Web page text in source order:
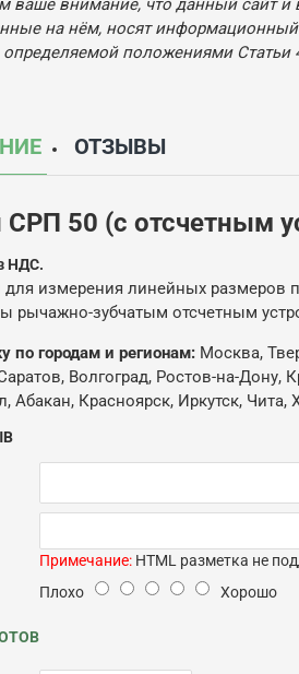
ваше внимание, что данный сайт и
на нём, носят информационный
определяемой положениями Статьи
ОТЗЫВЫ
СРП 50 (с отсчетным
НДС.
измерения линейных размеров
рычажно-зубчатым отсчетным
по городам и регионам: Москва,
Волгоград, Ростов-на-
Абакан, Красноярск, Иркутск, Чита,
Примечание: HTML разметка не
Плохо Хорошо